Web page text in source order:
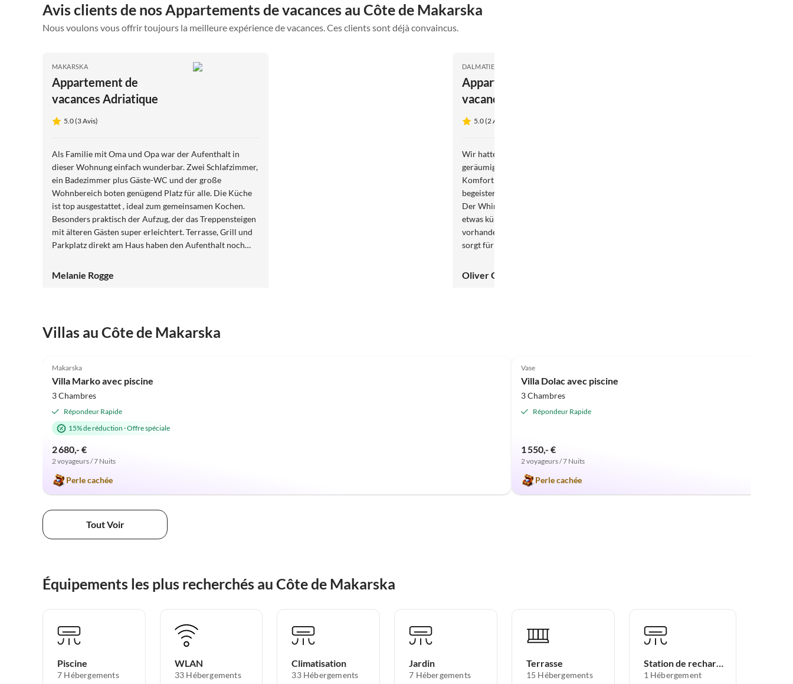
Avis clients de nos Appartements de vacances au Côte de Makarska
Nous voulons vous offrir toujours la meilleure expérience de vacances. Ces clients sont déjà convaincus.
MAKARSKA
Appartement de
vacances Adriatique
5.0 (3 Avis)
Als Familie mit Oma und Opa war der Aufenthalt in
dieser Wohnung einfach wunderbar. Zwei Schlafzimmer,
ein Badezimmer plus Gäste-WC und der große
Wohnbereich boten genügend Platz für alle. Die Küche
ist top ausgestattet , ideal zum gemeinsamen Kochen.
Besonders praktisch der Aufzug, der das Treppensteigen
mit älteren Gästen super erleichtert. Terrasse, Grill und
Parkplatz direkt am Haus haben den Aufenthalt noch
gemütlich. Sehr empfehlenswert!
Melanie Rogge
DALMATIE
Appartement de
vacances Penthouse
exclusif Sara
5.0 (2 Avis)
Wir hatten einen rundum perfekten Aufenthalt. Die sehr
geräumige Wohnung über zwei Etagen bietet höchsten
Komfort und viel Platz für die ganze Familie. Besonders
begeistert hat uns die Dachterrasse, ein echtes Highlight.
Der Whirlpool war einfach ausgezeichnet, vor allem bei
etwas kühlerem Wetter. Ein Garagenplatz ist ebenfalls
vorhanden, und die Heizung in der gesamten Wohnung
sorgt für zusätzlichen Komfort, auch außerhalb der
sehr freundlich und zuvorkommend. Wir haben jede
Oliver Görlitz
Villas au Côte de Makarska
Makarska
Villa Marko avec piscine
3 Chambres
Répondeur Rapide
15% de réduction ·Offre spéciale
2 680,- €
2 voyageurs / 7 Nuits
Perle cachée
Vase
Villa Dolac avec piscine
3 Chambres
Répondeur Rapide
1 550,- €
2 voyageurs / 7 Nuits
Perle cachée
Tout Voir
Équipements les plus recherchés au Côte de Makarska
Piscine
7 Hébergements
WLAN
33 Hébergements
Climatisation
33 Hébergements
Jardin
7 Hébergements
Terrasse
15 Hébergements
Station de recharge pour voitures électriques
1 Hébergement